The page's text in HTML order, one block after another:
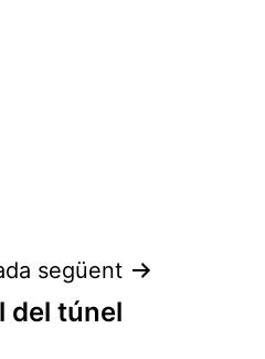
següent
del túnel